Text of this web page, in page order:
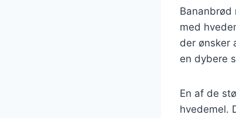
Bananbrød
med
der ønsker
en dybere
En af de
hvedemel.